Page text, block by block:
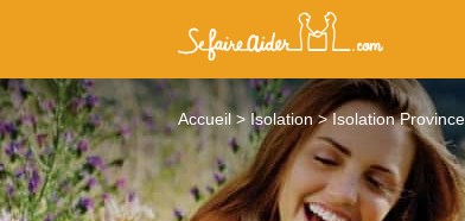
Accueil Isolation Isolation